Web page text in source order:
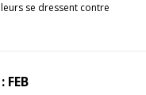
se dressent contre
FEB